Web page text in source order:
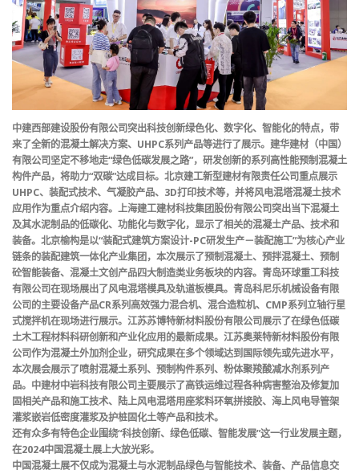
中建西部建设股份有限公司突出科技创新绿色化、数字化、智能化的特点，带
来了全新的混凝土解决方案、UHPC系列产品等进行了展示。建华建材（中国）
有限公司坚定不移地走“绿色低碳发展之路”，研发创新的系列高性能预制混凝土
构件产品，将助力“双碳”达成目标。北京建工新型建材有限责任公司重点展示
UHPC、装配式技术、气凝胶产品、3D打印技术等，并将风电混塔混凝土技术
应用作为重点介绍内容。上海建工建材科技集团股份有限公司突出当下混凝土
及其水泥制品的低碳化、功能化与数字化，显示了相关的混凝土产品、技术和
装备。北京榆构是以“装配式建筑方案设计-PC研发生产－装配施工”为核心产业
链条的装配建筑一体化产业集团，本次展示了预制混凝土、预拌混凝土、预制
砼智能装备、混凝土文创产品四大制造类业务板块的内容。青岛环球重工科技
有限公司在现场展出了风电混塔模具及轨道板模具。青岛科尼乐机械设备有限
公司的主要设备产品CR系列高效强力混合机、混合造粒机、CMP系列立轴行星
式搅拌机在现场进行展示。江苏苏博特新材料股份有限公司展示了在绿色低碳
土木工程材料科研创新和产业化应用的最新成果。江苏奥莱特新材料股份有限
公司作为混凝土外加剂企业，研究成果在多个领域达到国际领先或先进水平，
本次展会展示了喷射混凝土系列、预制构件系列、粉体聚羧酸减水剂系列产
品。中建材中岩科技有限公司主要展示了高铁运维过程各种病害整治及修复加
固相关产品和施工技术、陆上风电混塔用座浆料环氧拼接胶、海上风电导管架
灌浆嵌岩低密度灌浆及护桩固化土等产品和技术。
还有众多有特色企业围绕“科技创新、绿色低碳、智能发展”这一行业发展主题，
在2024中国混凝土展上大放光彩。
中国混凝土展不仅成为混凝土与水泥制品绿色与智能技术、装备、产品信息交